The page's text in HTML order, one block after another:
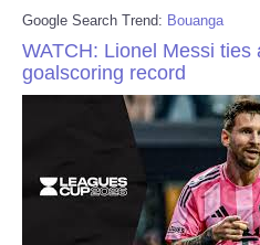
Google Search Trend: Bouanga
WATCH: Lionel Messi
goalscoring record